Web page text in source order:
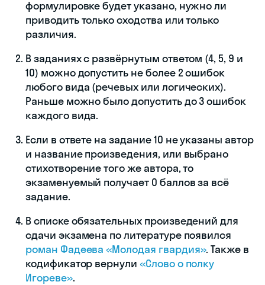
формулировке будет указано, нужно ли
приводить только сходства или только
различия.
В заданиях с развёрнутым ответом (4, 5, 9 и
10) можно допустить не более 2 ошибок
любого вида (речевых или логических).
Раньше можно было допустить до 3 ошибок
каждого вида.
Если в ответе на задание 10 не указаны автор
и название произведения, или выбрано
стихотворение того же автора, то
экзаменуемый получает 0 баллов за всё
задание.
В списке обязательных произведений для
сдачи экзамена по литературе появился
роман Фадеева «Молодая гвардия». Также в
кодификатор вернули «Слово о полку
Игореве».